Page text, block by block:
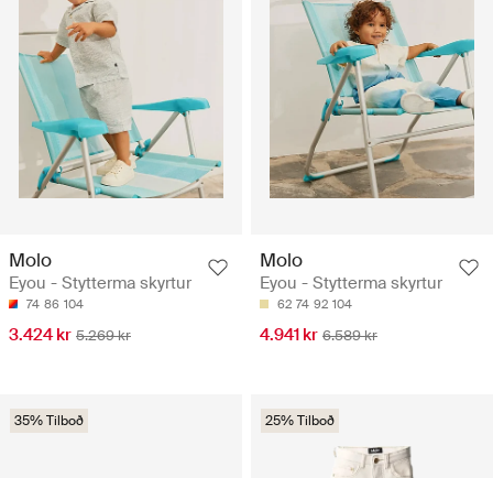
Molo
Eyou - Stytterma skyrtur
74 86 104
3.424 kr 5.269 kr
Molo
Eyou - Stytterma skyrtur
62 74 92 104
4.941 kr 6.589 kr
35% Tilboð 25% Tilboð